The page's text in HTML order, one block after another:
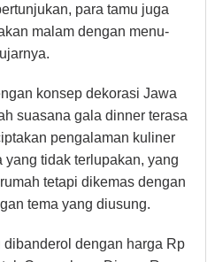
para tamu juga
malam dengan menu-
konsep dekorasi Jawa
suasana gala dinner terasa
pengalaman kuliner
yang tidak terlupakan, yang
tetapi dikemas dengan
tema yang diusung.
dibanderol dengan harga Rp